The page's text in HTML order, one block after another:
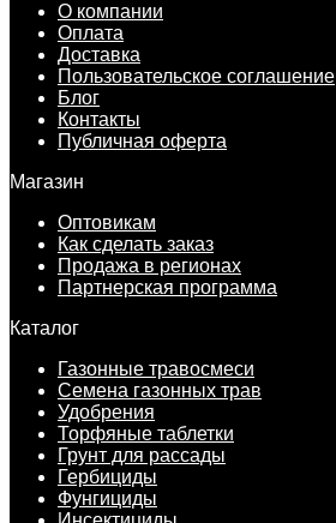
О компании
Оплата
Доставка
Пользовательское соглашение
Блог
Контакты
Публичная оферта
Магазин
Оптовикам
Как сделать заказ
Продажа в регионах
Партнерская программа
Каталог
Газонные травосмеси
Семена газонных трав
Удобрения
Торфяные таблетки
Грунт для рассады
Гербициды
Фунгициды